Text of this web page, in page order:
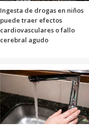
Ingesta de drogas en niños
puede traer efectos
cardiovasculares o fallo
cerebral agudo